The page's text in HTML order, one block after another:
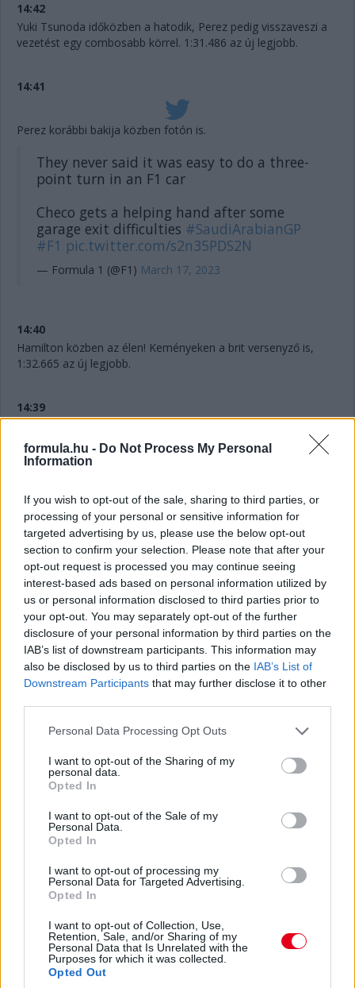
formula.hu - Do Not Process My Personal
Information
If you wish to opt-out of the sale, sharing to third parties, or
processing of your personal or sensitive information for
targeted advertising by us, please use the below opt-out
section to confirm your selection. Please note that after your
opt-out request is processed you may continue seeing
interest-based ads based on personal information utilized by
us or personal information disclosed to third parties prior to
your opt-out. You may separately opt-out of the further
disclosure of your personal information by third parties on the
IAB’s list of downstream participants. This information may
also be disclosed by us to third parties on the IAB’s List of
Downstream Participants that may further disclose it to other
Please note that this website/app uses one or more Google
not limited to your visit or usage behaviour. You may click to
grant or deny consent to Google and its third-party tags to
use your data for below specified purposes in below Google
consent section.
Personal Data Processing Opt Outs
I want to opt-out of the Sharing of my
personal data.
Opted In
I want to opt-out of the Sale of my
Personal Data.
Opted In
I want to opt-out of processing my
Personal Data for Targeted Advertising.
Opted In
I want to opt-out of Collection, Use,
Retention, Sale, and/or Sharing of my
Personal Data that Is Unrelated with the
Purposes for which it was collected.
Opted Out
14:42
Yuki Tsunoda időközben a hatodik, Perez pedig visszaveszi a
vezetést egy combosabb körrel. 1:31.486 az új legjobb.
14:41
Perez korábbi bakija közben fotón is.
They never said it was easy to do a three-
point turn in an F1 car
Checo gets a helping hand after some
garage exit difficulties #SaudiArabianGP
#F1 pic.twitter.com/s2n35PDS2N
— Formula 1 (@F1) March 17, 2023
14:40
Hamilton közben az élen! Keményeken a brit versenyző is,
1:32.665 az új legjobb.
14:39
Érdekesség egyébként, ami Ferrari T-kameráiból jól látszik: a
csapatot ugyan egy sörmárka alkoholmentes termékét
14:38
A rend kedvéért szögezzük le: Alonso is lágyakon van, míg a
két Ferrari keményeken.
14:37
Előrébb ugrik Leclerc is. Mindössze kilenc ezreddel kerül a
csapattársa elé. Mostmár a monacói a második, de jön
Alonso is egy friss próbálkozással.
14:36
Záporoznak a köridők és még fognak is. Sainz négy tizedes
helyre, a közepeseken Norris és Sargeant követi a harmadik-
negyedik helyen.
És máris az élen az egyik Red Bull! Sergio Perez 1:32.969-es
idővel került az első helyre a lágy abroncsokon. Nem volt
tökéletes kör és az idő is lesz még jobb a folytatásban.
tartózkodik a bokszban. Mindenki más már megkezdte a
munkát.